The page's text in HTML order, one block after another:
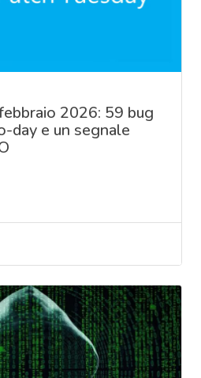
2026: 59 bug
day e un segnale